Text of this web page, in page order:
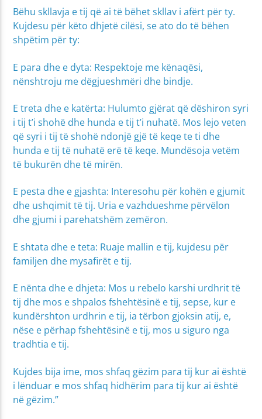
Bëhu skllavja e tij që ai të bëhet skllav i afërt për ty.
Kujdesu për këto dhjetë cilësi, se ato do të bëhen
shpëtim për ty:
E para dhe e dyta: Respektoje me kënaqësi,
nënshtroju me dëgjueshmëri dhe bindje.
E treta dhe e katërta: Hulumto gjërat që dëshiron syri
i tij t’i shohë dhe hunda e tij t’i nuhatë. Mos lejo veten
që syri i tij të shohë ndonjë gjë të keqe te ti dhe
hunda e tij të nuhatë erë të keqe. Mundësoja vetëm
të bukurën dhe të mirën.
E pesta dhe e gjashta: Interesohu për kohën e gjumit
dhe ushqimit të tij. Uria e vazhdueshme përvëlon
dhe gjumi i parehatshëm zemëron.
E shtata dhe e teta: Ruaje mallin e tij, kujdesu për
familjen dhe mysafirët e tij.
E nënta dhe e dhjeta: Mos u rebelo karshi urdhrit të
tij dhe mos e shpalos fshehtësinë e tij, sepse, kur e
kundërshton urdhrin e tij, ia tërbon gjoksin atij, e,
nëse e përhap fshehtësinë e tij, mos u siguro nga
tradhtia e tij.
Kujdes bija ime, mos shfaq gëzim para tij kur ai është
i lënduar e mos shfaq hidhërim para tij kur ai është
në gëzim.”